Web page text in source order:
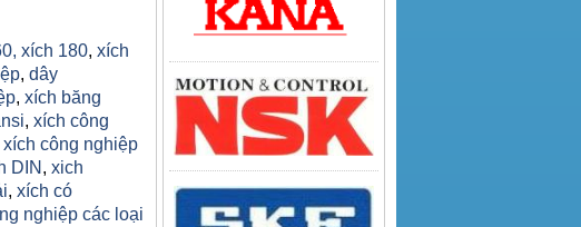
xích 180, xích
, dây
, xích băng
, xích công
xích công nghiệp
DIN , xich
, xích có
nghiệp các loại